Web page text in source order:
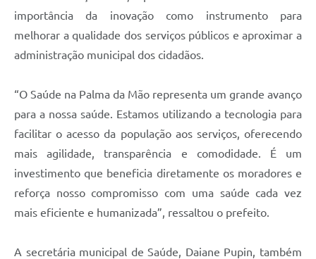
importância da inovação como instrumento para
melhorar a qualidade dos serviços públicos e aproximar a
administração municipal dos cidadãos.
“O Saúde na Palma da Mão representa um grande avanço
para a nossa saúde. Estamos utilizando a tecnologia para
facilitar o acesso da população aos serviços, oferecendo
mais agilidade, transparência e comodidade. É um
investimento que beneficia diretamente os moradores e
reforça nosso compromisso com uma saúde cada vez
mais eficiente e humanizada”, ressaltou o prefeito.
A secretária municipal de Saúde, Daiane Pupin, também